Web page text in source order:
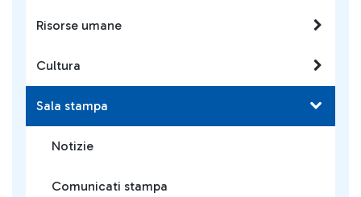
Risorse umane
Cultura
Sala stampa
Notizie
Comunicati stampa